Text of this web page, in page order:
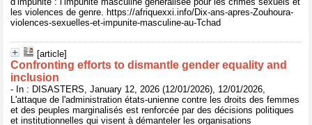
les violences de genre. https://afriquexxi.info/Dix-ans-apres-Zouhoura-
violences-sexuelles-et-impunite-masculine-au-Tchad
[article]
Confronting efforts to dismantle gender equality and
inclusion
- In : DISASTERS, January 12, 2026 (12/01/2026), 12/01/2026,
L'attaque de l'administration états-unienne contre les droits des femmes
et des peuples marginalisés est renforcée par des décisions politiques
et institutionnelles qui visent à démanteler les organisations